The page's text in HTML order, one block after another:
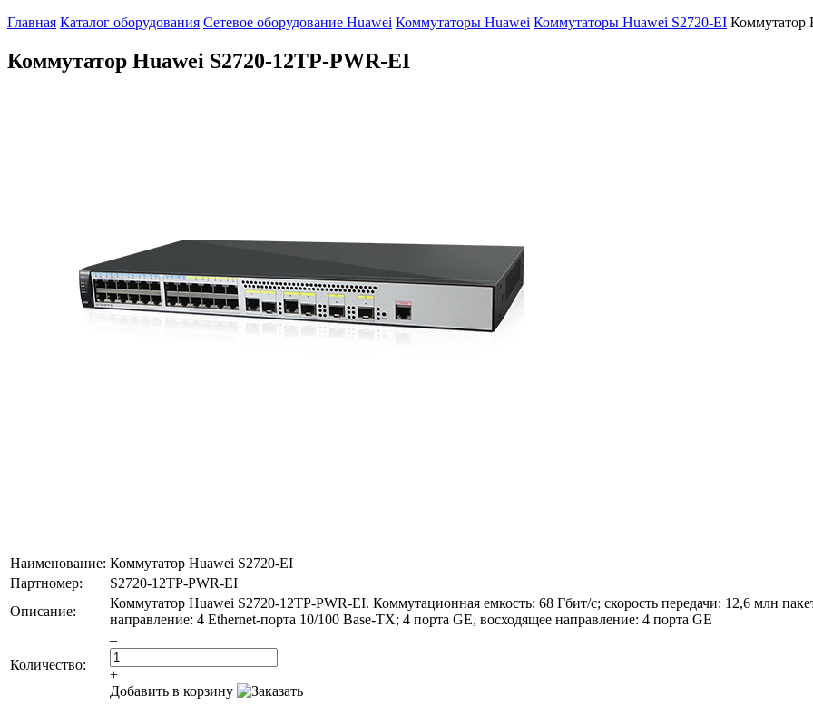
Главная Каталог оборудования Сетевое оборудование Huawei Коммутаторы Huawei Коммутаторы Huawei S2720-EI Коммутатор
Коммутатор Huawei S2720-12TP-PWR-EI
Наименование: Коммутатор Huawei S2720-EI
Партномер:
S2720-12TP-PWR-EI
Описание:
Коммутатор Huawei S2720-12TP-PWR-EI. Коммутационная емкость: 68 Гбит/с; скорость передачи: 12,6 млн
направление: 4 Ethernet-порта 10/100 Base-TX; 4 порта GE, восходящее направление: 4 порта GE
Количество:
–
+
Добавить в корзину